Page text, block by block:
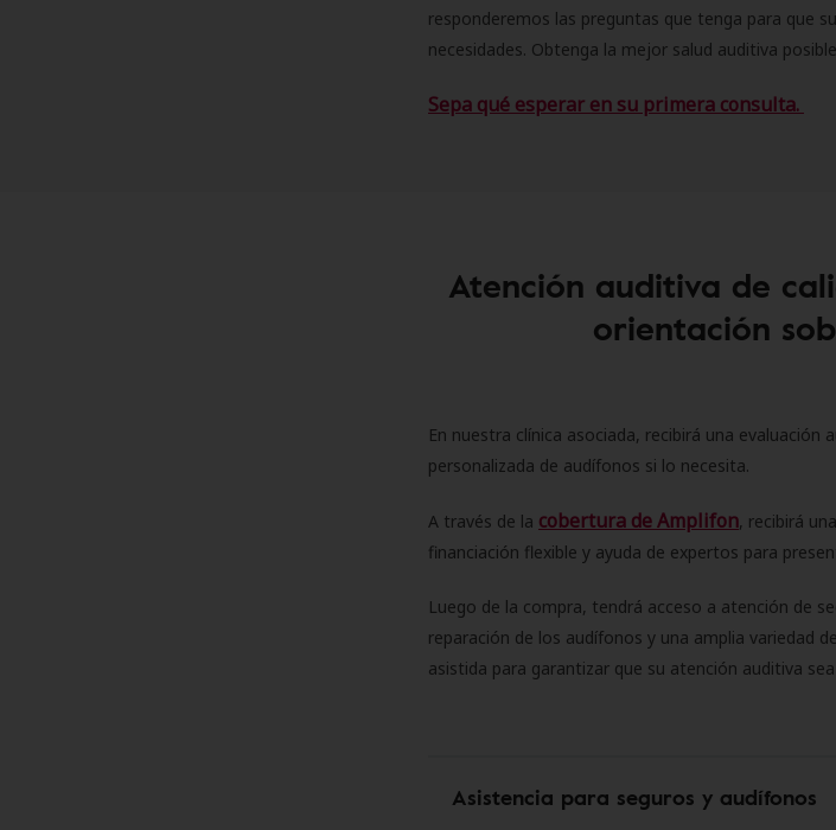
responderemos las preguntas que tenga para que
necesidades. Obtenga la mejor salud auditiva
Sepa qué esperar en su primera consulta.
Atención auditiva de
orientación
En nuestra clínica asociada, recibirá una evaluación
personalizada de audífonos si lo necesita.
A través de la cobertura de Amplifon, recibirá
financiación flexible y ayuda de expertos para
Luego de la compra, tendrá acceso a atención de
reparación de los audífonos y una amplia variedad
asistida para garantizar que su atención auditiva
Asistencia para seguros y audífonos